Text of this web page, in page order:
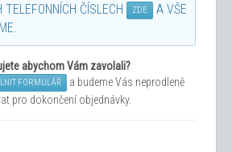
TELEFONNÍCH ČÍSLECH
ZDE
A VŠE
abychom Vám zavolali?
FORMULÁŘ
a budeme Vás neprodleně
pro dokončení objednávky.